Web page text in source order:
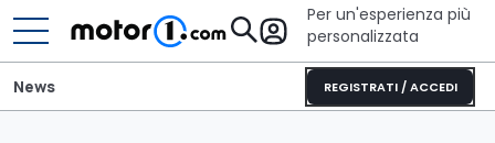
Per un'esperienza più
personalizzata
REGISTRATI / ACCEDI
News